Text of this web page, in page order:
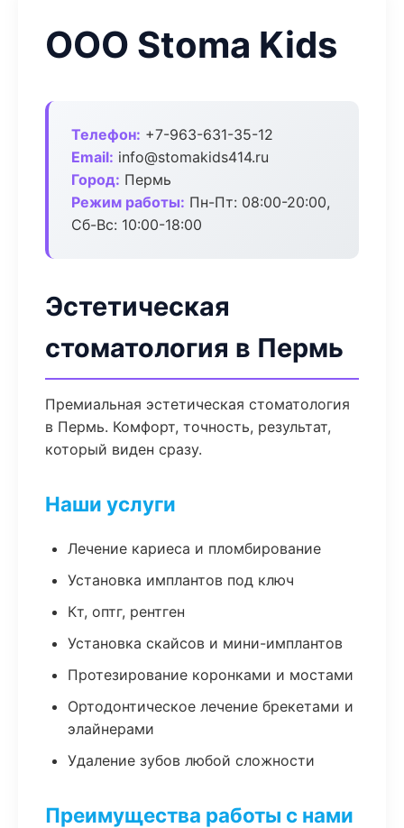
ООО Stoma Kids
Телефон: +7-963-631-35-12
Email: info@stomakids414.ru
Город: Пермь
Режим работы: Пн-Пт: 08:00-20:00,
Сб-Вс: 10:00-18:00
Эстетическая
стоматология в Пермь
Премиальная эстетическая стоматология
в Пермь. Комфорт, точность, результат,
который виден сразу.
Наши услуги
Лечение кариеса и пломбирование
Установка имплантов под ключ
Кт, оптг, рентген
Установка скайсов и мини-имплантов
Протезирование коронками и мостами
Ортодонтическое лечение брекетами и
элайнерами
Удаление зубов любой сложности
Преимущества работы с нами